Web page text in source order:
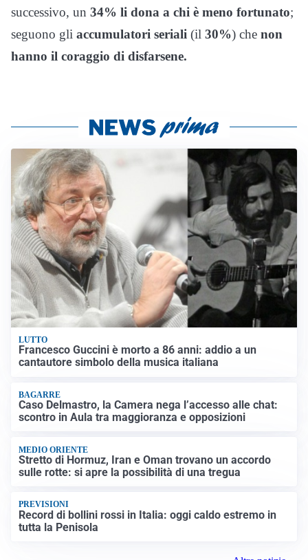
successivo, un 34% li dona a chi è meno fortunato;
seguono gli accumulatori seriali (il 30%) che non
hanno il coraggio di disfarsene.
LUTTO
Francesco Guccini è morto a 86 anni: addio a un
cantautore simbolo della musica italiana
BAGARRE
Caso Delmastro, la Camera nega l’accesso alle chat:
scontro in Aula tra maggioranza e opposizioni
MEDIO ORIENTE
Stretto di Hormuz, Iran e Oman trovano un accordo
sulle rotte: si apre la possibilità di una tregua
PREVISIONI
Record di bollini rossi in Italia: oggi caldo estremo in
tutta la Penisola